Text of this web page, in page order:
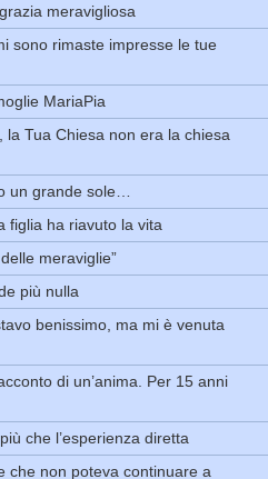
meravigliosa
sono rimaste impresse le tue
MariaPia
Tua Chiesa non era la chiesa
un grande sole…
figlia ha riavuto la vita
meraviglie”
più nulla
benissimo, ma mi è venuta
di un’anima. Per 15 anni
che l’esperienza diretta
che non poteva continuare a